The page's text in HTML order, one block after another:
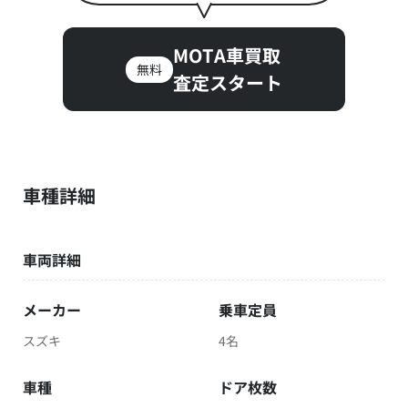
無料
MOTA車買取
査定スタート
車種詳細
車両詳細
メーカー
スズキ
乗車定員
4名
車種 ドア枚数